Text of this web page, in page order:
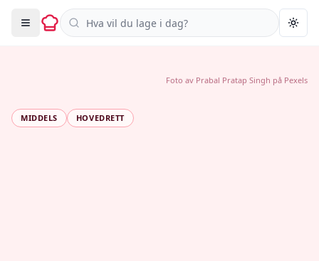
Søk i oppskrifter
MIDDELS HOVEDRETT
Foto av Prabal Pratap Singh på Pexels